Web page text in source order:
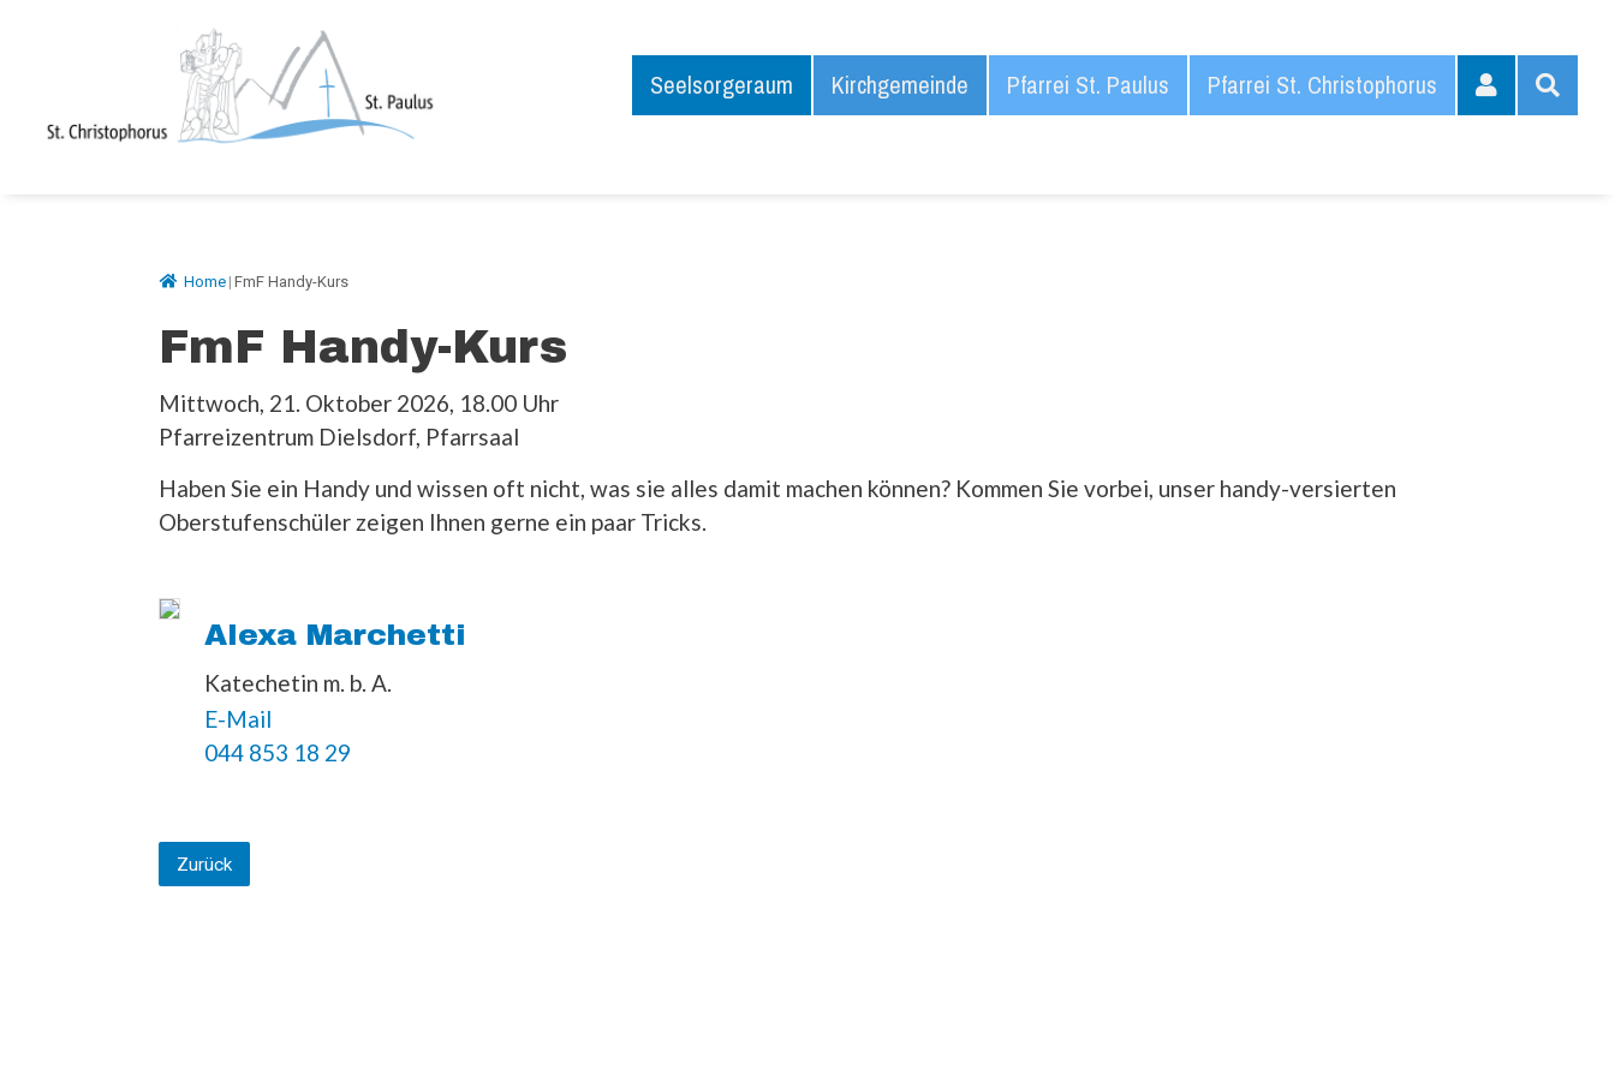
Seelsorgeraum Kirchgemeinde Pfarrei St. Paulus Pfarrei St. Christophorus
Home | FmF Handy-Kurs
FmF Handy-Kurs
Mittwoch, 21. Oktober 2026, 18.00 Uhr
Pfarreizentrum Dielsdorf, Pfarrsaal
Haben Sie ein Handy und wissen oft nicht, was sie alles damit machen können? Kommen Sie vorbei, unser handy-versierten
Oberstufenschüler zeigen Ihnen gerne ein paar Tricks.
Alexa Marchetti
Katechetin m. b. A.
E-Mail
044 853 18 29
Zurück